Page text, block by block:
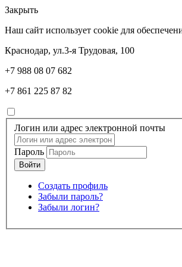
Закрыть
Наш сайт использует cookie для
Краснодар, ул.3-я Трудовая, 100
+7 988 08 07 682
+7 861 225 87 82
Логин или адрес электронной почты
Пароль
Создать профиль
Забыли пароль?
Забыли логин?